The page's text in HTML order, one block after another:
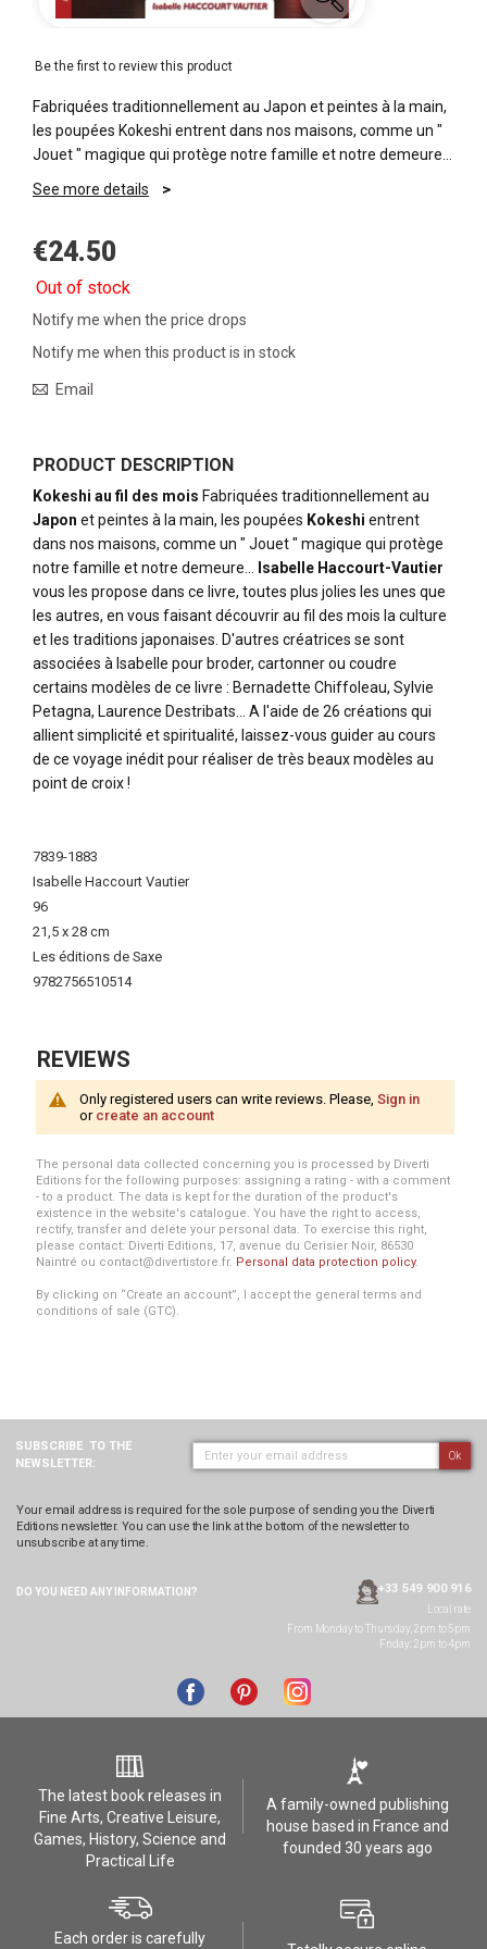
Be the first to review this product
Fabriquées traditionnellement au Japon et peintes à la main,
les poupées Kokeshi entrent dans nos maisons, comme un "
Jouet " magique qui protège notre famille et notre demeure...
See more details
€24.50
Out of stock
Notify me when the price drops
Notify me when this product is in stock
Email
PRODUCT DESCRIPTION
Kokeshi au fil des mois Fabriquées traditionnellement au
Japon et peintes à la main, les poupées Kokeshi entrent
dans nos maisons, comme un " Jouet " magique qui protège
notre famille et notre demeure...
Isabelle Haccourt-Vautier
vous les propose dans ce livre, toutes plus jolies les unes que
les autres, en vous faisant découvrir au fil des mois la culture
et les traditions japonaises. D'autres créatrices se sont
associées à Isabelle pour broder, cartonner ou coudre
certains modèles de ce livre : Bernadette Chiffoleau, Sylvie
Petagna, Laurence Destribats... A l'aide de 26 créations qui
allient simplicité et spiritualité, laissez-vous guider au cours
de ce voyage inédit pour réaliser de très beaux modèles au
point de croix !
Information
7839-1883
Isabelle Haccourt Vautier
96
21,5 x 28 cm
Les éditions de Saxe
9782756510514
REVIEWS
Only registered users can write reviews. Please, Sign in
or create an account
The personal data collected concerning you is processed by Diverti
Editions for the following purposes: assigning a rating - with a comment
- to a product. The data is kept for the duration of the product's
existence in the website's catalogue. You have the right to access,
rectify, transfer and delete your personal data. To exercise this right,
please contact: Diverti Editions, 17, avenue du Cerisier Noir, 86530
Naintré ou contact@divertistore.fr. Personal data protection policy.
By clicking on “Create an account”, I accept the general terms and
conditions of sale (GTC).
SUBSCRIBE TO THE
NEWSLETTER:
Ok
Your email address is required for the sole purpose of sending you the Diverti
Editions newsletter. You can use the link at the bottom of the newsletter to
unsubscribe at any time.
DO YOU NEED ANY INFORMATION? +33 549 900 916
Local rate
From Monday to Thursday, 2pm to 5pm
Friday: 2pm to 4pm
The latest book releases in
Fine Arts, Creative Leisure,
Games, History, Science and
Practical Life
A family-owned publishing
house based in France and
founded 30 years ago
Each order is carefully